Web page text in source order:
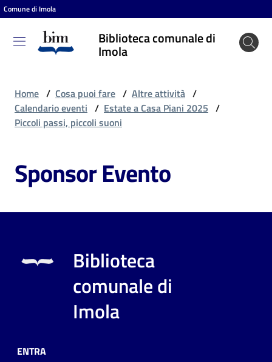
Vai al contenuto
Vai alla navigazione
Vai al footer
Comune di Imola
Biblioteca comunale di
Imola
Biblioteca
comunale
Cosa
fare
Scopri
online
Home / Cosa puoi fare / Altre attività /
Calendario eventi / Estate a Casa Piani 2025 /
Piccoli passi, piccoli suoni
Sponsor Evento
Biblioteca
comunale di
Imola
ENTRA